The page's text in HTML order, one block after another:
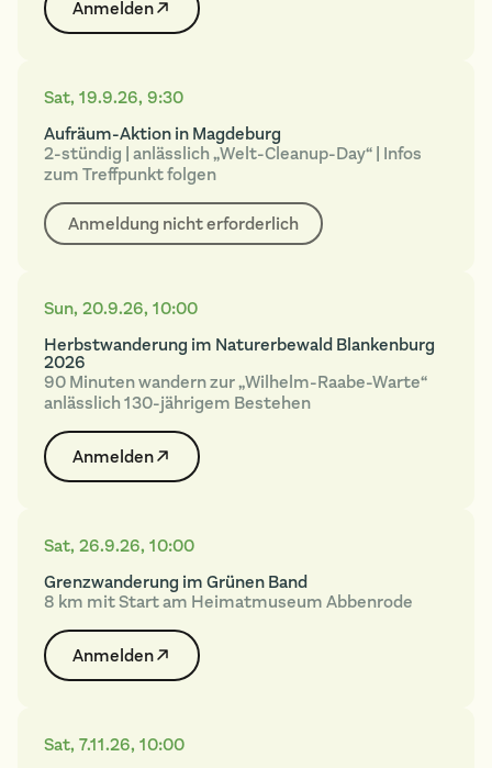
Anmelden
Sat, 19.9.26, 9:30
Aufräum-Aktion in Magdeburg
2-stündig | anlässlich „Welt-Cleanup-Day“ | Infos
zum Treffpunkt folgen
Anmeldung nicht erforderlich
Sun, 20.9.26, 10:00
Herbstwanderung im Naturerbewald Blankenburg
2026
90 Minuten wandern zur „Wilhelm-Raabe-Warte“
anlässlich 130-jährigem Bestehen
Anmelden
Sat, 26.9.26, 10:00
Grenzwanderung im Grünen Band
8 km mit Start am Heimatmuseum Abbenrode
Anmelden
Sat, 7.11.26, 10:00